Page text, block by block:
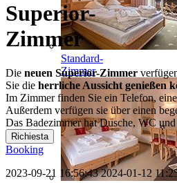
Standard-
Zimmer
Superior-
Zimmer
Die neuen Superior-Zimmer
Sie die herrliche Aussicht genießen
Im Zimmer finden Sie ein Telefon,
Außerdem verfügen sie über einen
Das Badezimmer hat Dusche, WC
Richiesta
Booking
2023-09-21 16:56:432024-01-12